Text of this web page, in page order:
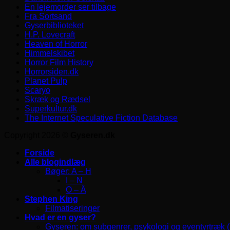
En lejemorder ser tilbage
Fra Sortsand
Gyserbiblioteket
H.P. Lovecraft
Heaven of Horror
Himmelskibet
Horror Film History
Horrorsiden.dk
Planet Pulp
Scaryo
Skræk og Rædsel
Superkultur.dk
The Internet Speculative Fiction Database
Forside
Alle blogindlæg
Bøger: A – H
I – N
O – Å
Stephen King
Filmatiseringer
Hvad er en gyser?
Gyseren: om subgenrer, psykologi og eventyrtræk